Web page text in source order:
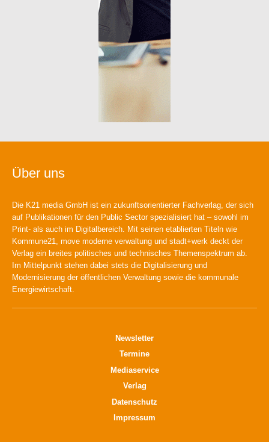
Über uns
Die K21 media GmbH ist ein zukunftsorientierter Fachverlag, der sich
auf Publikationen für den Public Sector spezialisiert hat – sowohl im
Print- als auch im Digitalbereich. Mit seinen etablierten Titeln wie
Kommune21, move moderne verwaltung und stadt+werk deckt der
Verlag ein breites politisches und technisches Themenspektrum ab.
Im Mittelpunkt stehen dabei stets die Digitalisierung und
Modernisierung der öffentlichen Verwaltung sowie die kommunale
Energiewirtschaft.
Newsletter
Termine
Mediaservice
Verlag
Datenschutz
Impressum